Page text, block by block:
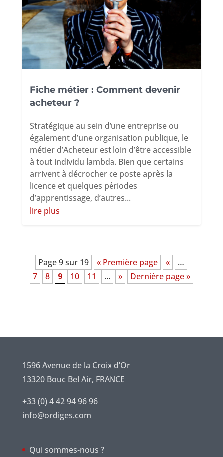
Fiche métier : Comment devenir
acheteur ?
Stratégique au sein d’une entreprise ou
également d’une organisation publique, le
métier d’Acheteur est loin d’être accessible
à tout individu lambda. Bien que certains
arrivent à décrocher ce poste après la
licence et quelques périodes
d’apprentissage, d’autres...
lire plus
Page 9 sur 19 « Première page «
…
7
8 9 10 11 … » Dernière page »
1596 Avenue de la Croix d’Or
13320 Bouc Bel Air, FRANCE
+33 (0) 4 42 94 96 96
info@ordiges.com
Qui sommes-nous ?